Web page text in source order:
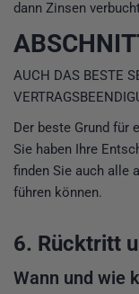
dann Zinsen
AUCH DAS BESTE
Der beste Grund für
Sie haben Ihre
finden Sie auch alle
führen können.
6. Rücktritt
Wann und wie